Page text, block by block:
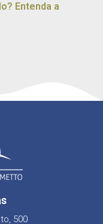
Entenda a
500